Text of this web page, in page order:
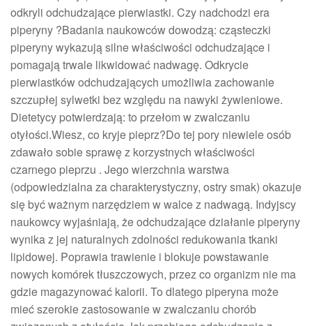
odkryli odchudzające pierwiastki. Czy nadchodzi era
piperyny ?Badania naukowców dowodzą: cząsteczki
piperyny wykazują silne właściwości odchudzające i
pomagają trwale likwidować nadwagę. Odkrycie
pierwiastków odchudzających umożliwia zachowanie
szczupłej sylwetki bez względu na nawyki żywieniowe.
Dietetycy potwierdzają: to przełom w zwalczaniu
otyłości.Wiesz, co kryje pieprz?Do tej pory niewiele osób
zdawało sobie sprawę z korzystnych właściwości
czarnego pieprzu . Jego wierzchnia warstwa
(odpowiedzialna za charakterystyczny, ostry smak) okazuje
się być ważnym narzędziem w walce z nadwagą. Indyjscy
naukowcy wyjaśniają, że odchudzające działanie piperyny
wynika z jej naturalnych zdolności redukowania tkanki
lipidowej. Poprawia trawienie i blokuje powstawanie
nowych komórek tłuszczowych, przez co organizm nie ma
gdzie magazynować kalorii. To dlatego piperyna może
mieć szerokie zastosowanie w zwalczaniu chorób